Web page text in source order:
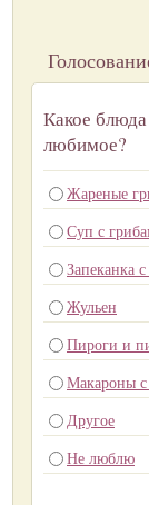
Какое
любимое?
Жареные
Суп с
Запеканка
Жульен
Пироги и
Макароны
Другое
Не люблю